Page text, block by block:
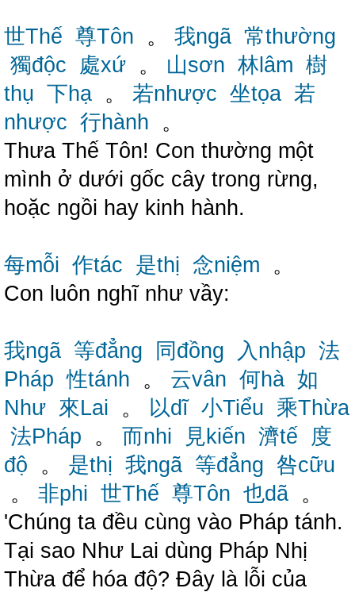
世Thế 尊Tôn 。 我ngã 常thường
獨độc
處xứ 。 山sơn 林lâm 樹
thụ 下hạ 。 若nhược 坐tọa 若
nhược 行hành 。
Thưa Thế Tôn! Con thường một
mình ở dưới gốc cây trong rừng,
hoặc ngồi hay kinh hành.
每mỗi 作tác 是thị 念niệm 。
Con luôn nghĩ như vầy:
我ngã 等đẳng 同đồng 入nhập 法
Pháp 性tánh 。 云vân 何hà 如
Như 來Lai 。 以dĩ 小Tiểu 乘Thừa
法Pháp 。 而nhi 見kiến 濟tế
度
độ 。 是thị 我ngã 等đẳng 咎cữu
。 非phi 世Thế 尊Tôn 也dã 。
'Chúng ta đều cùng vào Pháp tánh.
Tại sao Như Lai dùng Pháp Nhị
Thừa để hóa độ? Đây là lỗi của